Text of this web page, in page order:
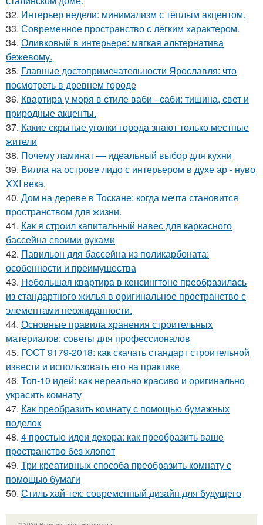
32. Интерьер недели: минимализм с тёплым акцентом.
33. Современное пространство с лёгким характером.
34. Оливковый в интерьере: мягкая альтернатива
бежевому.
35. Главные достопримечательности Ярославля: что
посмотреть в древнем городе
36. Квартира у моря в стиле ваби - саби: тишина, свет и
природные акценты.
37. Какие скрытые уголки города знают только местные
жители
38. Почему ламинат — идеальный выбор для кухни
39. Вилла на острове лидо с интерьером в духе ар - нуво
XXI века.
40. Дом на дереве в Тоскане: когда мечта становится
пространством для жизни.
41. Как я строил капитальный навес для каркасного
бассейна своими руками
42. Павильон для бассейна из поликарбоната:
особенности и преимущества
43. Небольшая квартира в кенсингтоне преобразилась
из стандартного жилья в оригинальное пространство с
элементами неожиданности.
44. Основные правила хранения строительных
материалов: советы для профессионалов
45. ГОСТ 9179-2018: как скачать стандарт строительной
извести и использовать его на практике
46. Топ-10 идей: как нереально красиво и оригинально
украсить комнату
47. Как преобразить комнату с помощью бумажных
поделок
48. 4 простые идеи декора: как преобразить ваше
пространство без хлопот
49. Три креативных способа преобразить комнату с
помощью бумаги
50. Стиль хай-тек: современный дизайн для будущего